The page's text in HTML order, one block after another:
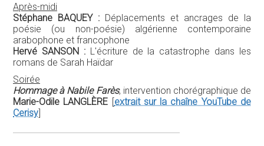
Après-midi
Stéphane BAQUEY : Déplacements et ancrages de la
poésie (ou non-poésie) algérienne contemporaine
arabophone et francophone
Hervé SANSON :L'écriture de la catastrophe dans les
romans de Sarah Haïdar
Soirée
Hommage à Nabile Farès, intervention chorégraphique de
Marie-Odile LANGLÈRE [extrait sur la chaîne YouTube de
Cerisy]